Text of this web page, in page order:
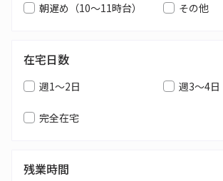
朝遅め（10～11時台） その他
在宅日数
週1～2日 週3～4日
完全在宅
残業時間